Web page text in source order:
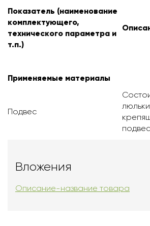
Показатель (наименование
комплектующего,
технического параметра и
т.п.)
Применяемые материалы
Подвес
Вложения
Описание-название товара